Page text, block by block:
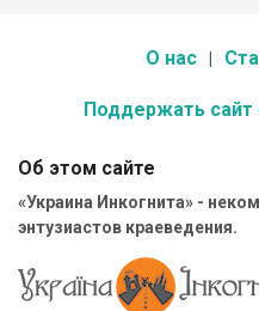
О нас
Поддержать сайт
Об этом сайте
«Украина Инкогнита» -
энтузиастов краеведения.